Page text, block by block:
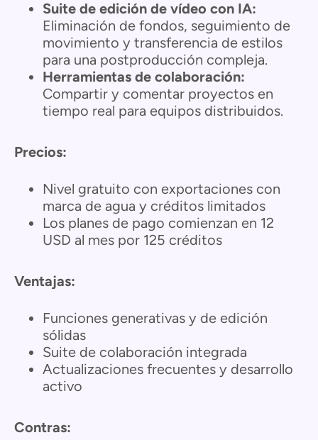
Suite de edición de vídeo con IA:
Eliminación de fondos, seguimiento de
movimiento y transferencia de estilos
para una postproducción compleja.
Herramientas de colaboración:
Compartir y comentar proyectos en
tiempo real para equipos distribuidos.
Precios:
Nivel gratuito con exportaciones con
marca de agua y créditos limitados
Los planes de pago comienzan en 12
USD al mes por 125 créditos
Ventajas:
Funciones generativas y de edición
sólidas
Suite de colaboración integrada
Actualizaciones frecuentes y desarrollo
activo
Contras: